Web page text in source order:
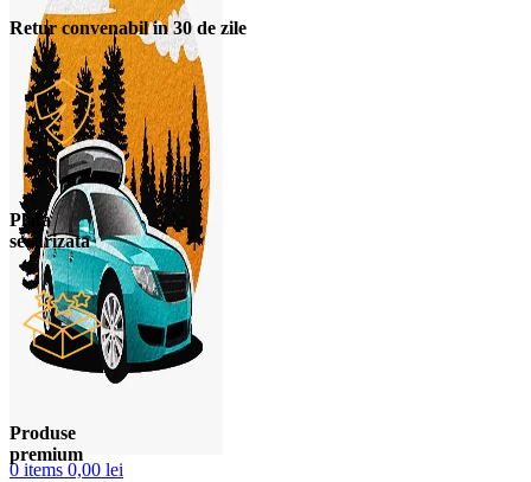
0 items 0,00 lei
Retur convenabil in 30 de zile
Plata
securizata
Produse
premium